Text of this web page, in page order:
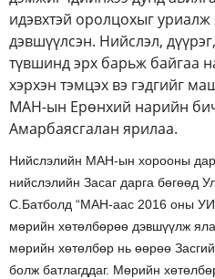
идэвхтэй оролцохыг уриалж
дэвшүүлсэн. Нийслэл,
түвшинд эрх барьж байгаа
хэрхэн тэмцэх вэ гэдгийг
МАН-ын Ерөнхий нарийн
Амарбаясгалан ярилаа.
Нийслэлийн МАН-ын хорооны
нийслэлийн Засаг дарга бөгөөд
С.Батболд “МАН-аас 2016 оны
мөрийн хөтөлбөрөө дэвшүүлж
мөрийн хөтөлбөр нь өөрөө
болж батлагддаг. Мөрийн